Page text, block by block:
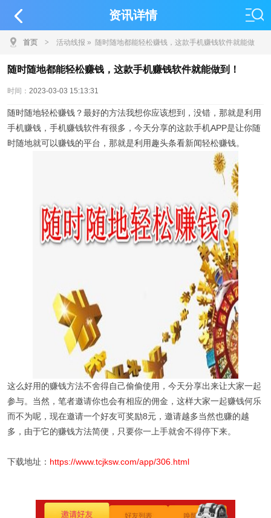
资讯详情
首页 > 活动线报 » 随时随地都能轻松赚钱，这款手机赚钱软件就能做
到！
随时随地都能轻松赚钱，这款手机赚钱软件就能做到！
时间： 2023-03-03 15:13:31
随时随地轻松赚钱？最好的方法我想你应该想到，没错，那就是利用
手机赚钱，手机赚钱软件有很多，今天分享的这款手机APP是让你随
时随地就可以赚钱的平台，那就是利用趣头条看新闻轻松赚钱。
这么好用的赚钱方法不舍得自己偷偷使用，今天分享出来让大家一起
参与。当然，笔者邀请你也会有相应的佣金，这样大家一起赚钱何乐
而不为呢，现在邀请一个好友可奖励8元，邀请越多当然也赚的越
多，由于它的赚钱方法简便，只要你一上手就舍不得停下来。
下载地址： https://www.tcjksw.com/app/306.html